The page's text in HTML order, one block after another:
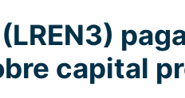
capital